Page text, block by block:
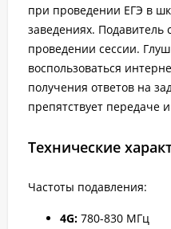
при проведении ЕГЭ в
заведениях.
проведении сессии.
воспользоваться
получения ответов на
препятствует передаче
Технические
Частоты подавления:
4G: 780-830 МГц